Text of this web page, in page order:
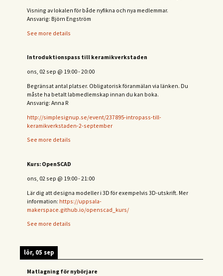
Visning av lokalen för både nyfikna och nya medlemmar.
Ansvarig: Björn Engström
See more details
Introduktionspass till keramikverkstaden
ons, 02 sep @ 19:00-20:00
Begränsat antal platser. Obligatorisk föranmälan via länken. Du
måste ha betalt labmedlemskap innan du kan boka.
Ansvarig: Anna R
http://simplesignup.se/event/237895-intropass-till-
keramikverkstaden-2-september
See more details
Kurs: OpenSCAD
ons, 02 sep @ 19:00-21:00
Lär dig att designa modeller i 3D för exempelvis 3D-utskrift. Mer
information: https://uppsala-
makerspace.github.io/openscad_kurs/
See more details
lör, 05 sep
Matlagning för nybörjare